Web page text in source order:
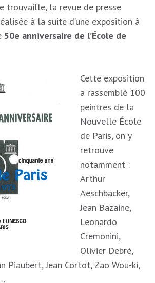
trouvaille, la revue de presse
à la suite d’une exposition à
50e anniversaire de l’École de
Cette exposition
a rassemblé 100
peintres de la
Nouvelle École
de Paris, on y
retrouve
notamment :
Arthur
Aeschbacker,
Jean Bazaine,
Leonardo
Cremonini,
Olivier Debré,
Piaubert, Jean Cortot, Zao Wou-ki,